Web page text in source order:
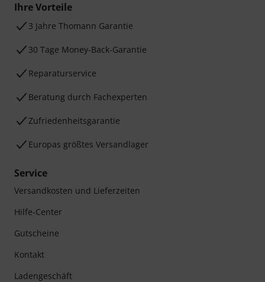
Ihre Vorteile
3 Jahre Thomann Garantie
30 Tage Money-Back-Garantie
Reparaturservice
Beratung durch Fachexperten
Zufriedenheitsgarantie
Europas größtes Versandlager
Service
Versandkosten und Lieferzeiten
Hilfe-Center
Gutscheine
Kontakt
Ladengeschäft